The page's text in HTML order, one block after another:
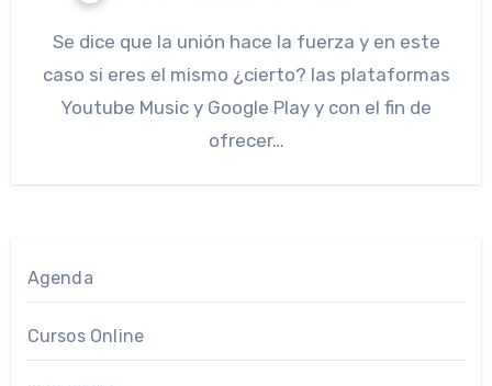
Se dice que la unión hace la fuerza y en este
caso si eres el mismo ¿cierto? las plataformas
Youtube Music y Google Play y con el fin de
ofrecer…
Agenda
Cursos Online